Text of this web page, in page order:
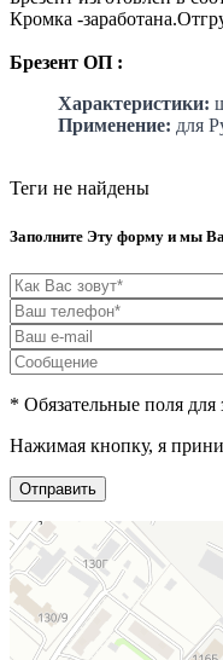
Кромка -
Брезент ОП :
Характеристики:
Применение: для
Теги не найдены
Заполните Эту форму и мы
* Обязательные поля для
Нажимая кнопку, я
Отправить